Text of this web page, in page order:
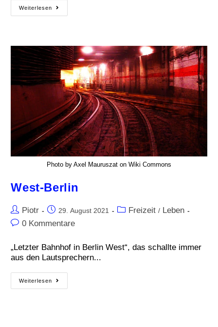
Weiterlesen
Photo by Axel Mauruszat on Wiki Commons
West-Berlin
Piotr 29. August 2021 Freizeit / Leben
0 Kommentare
„Letzter Bahnhof in Berlin West“, das schallte immer
aus den Lautsprechern...
Weiterlesen